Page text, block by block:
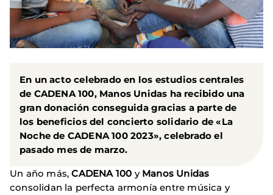
En un acto celebrado en los estudios centrales
de CADENA 100, Manos Unidas ha recibido una
gran donación conseguida gracias a parte de
los beneficios del concierto solidario de «La
Noche de CADENA 100 2023», celebrado el
pasado mes de marzo.
Un año más,CADENA 100 y Manos Unidas
consolidan la perfecta armonía entre música y